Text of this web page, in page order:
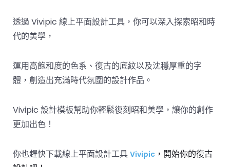
透過 Vivipic 線上平面設計工具，你可以深入探索昭和時
代的美學，
運用高飽和度的色系、復古的底紋以及沈穩厚重的字
體，創造出充滿時代氛圍的設計作品。
Vivipic 設計模板幫助你輕鬆復刻昭和美學，讓你的創作
更加出色！
你也趕快下載線上平面設計工具 Vivipic ，開始你的復古